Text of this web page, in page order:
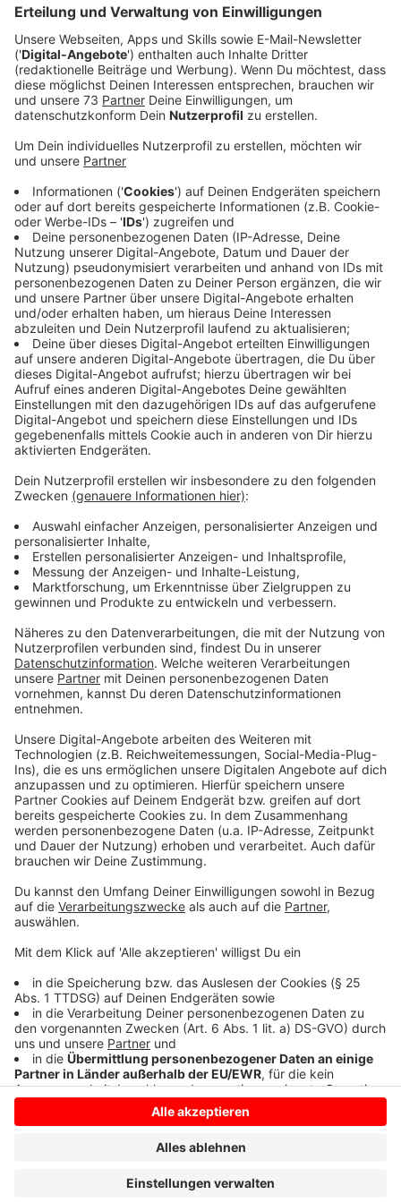
Aktionen im Kreis Borken
Anzeige
Heute, am 25. November, starten die Orange Days,
eine weltweite Aktion der Vereinten Nationen, die bis
zum 8. Dezember andauert. Ziel der Kampagne ist es,
auf die Gewalt gegen Frauen und
Mädchen aufmerksam zu machen und ein Zeichen für
eine Zukunft ohne Gewalt zu setzen.
Laut dem Landeskriminalamt bleiben viele Übergriffe
und Misshandlungen im Verborgenen. Zudem sei die
Zahl der Femizide in den letzten Jahren gestiegen.
Umso wichtiger ist es, das Thema in den Fokus der
Öffentlichkeit zu rücken. Auch das Büro für
Chancengleichheit Borken beteiligt sich an den Orange
Days. Ab heute Abend wird das FARB Forum Altes
Rathaus Borken in Orange angestrahlt – eine Farbe, die
international für eine gewaltfreie Zukunft steht.
Die Orange Days rufen dazu auf, hinzusehen, zuzuhören
und Haltung zu zeigen. Gewalt, ob im Alltag oder in der
digitalen Welt, hat in unserer Gesellschaft keinen
Platz.
Anzeige
Anonymes, kostenloses Hilfetelefon unter
Anzeige
Wer in akuter Gefahr ist, soll die 110 rufen. Daneben
gibt es unter der 116 016 ein kostenloses
Hilfetelefon, das ist rund um die Uhr besetzt, anonym
Anzeige
Anzeige